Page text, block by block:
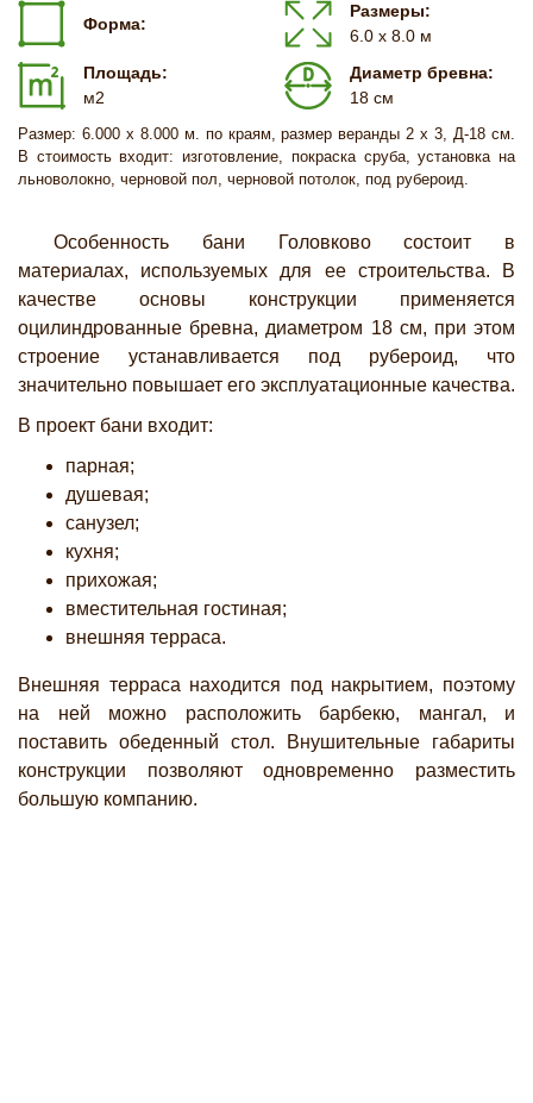
Форма:
Размеры:
6.0 х 8.0 м
Площадь:
м2
Диаметр бревна:
18 см
Размер: 6.000 х 8.000 м. по краям, размер веранды 2 х 3, Д-18 см.
В стоимость входит: изготовление, покраска сруба, установка на
льноволокно, черновой пол, черновой потолок, под рубероид.
Особенность бани Головково состоит в
материалах, используемых для ее строительства. В
качестве основы конструкции применяется
оцилиндрованные бревна, диаметром 18 см, при этом
строение устанавливается под рубероид, что
значительно повышает его эксплуатационные качества.
В проект бани входит:
парная;
душевая;
санузел;
кухня;
прихожая;
вместительная гостиная;
внешняя терраса.
Внешняя терраса находится под накрытием, поэтому
на ней можно расположить барбекю, мангал, и
поставить обеденный стол. Внушительные габариты
конструкции позволяют одновременно разместить
большую компанию.